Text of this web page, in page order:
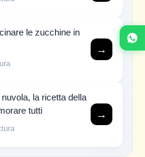
le zucchine in
→
la ricetta della
tutti
→